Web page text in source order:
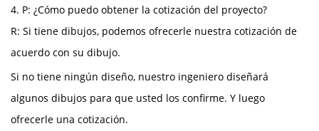
4. P: ¿Cómo puedo obtener la cotización del proyecto?
R: Si tiene dibujos, podemos ofrecerle nuestra cotización de
acuerdo con su dibujo.
Si no tiene ningún diseño, nuestro ingeniero diseñará
algunos dibujos para que usted los confirme. Y luego
ofrecerle una cotización.